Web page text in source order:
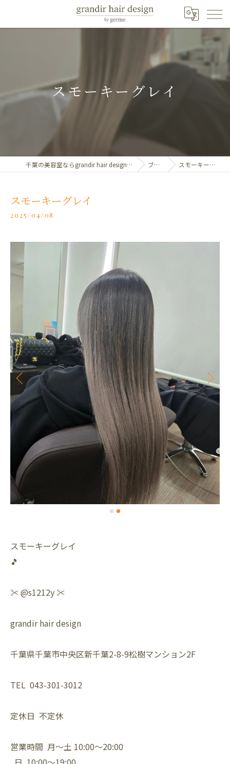
スモーキーグレイ
千葉の美容室ならgrandir hair design by germe ブログ スモーキーグレイ
スモーキーグレイ
2025/04/08
スモーキーグレイ
🎵
✂️ @s1212y ✂️
grandir hair design
千葉県千葉市中央区新千葉2-8-9松樹マンション2F
TEL 043-301-3012
定休日 不定休
営業時間 月〜土 10:00〜20:00